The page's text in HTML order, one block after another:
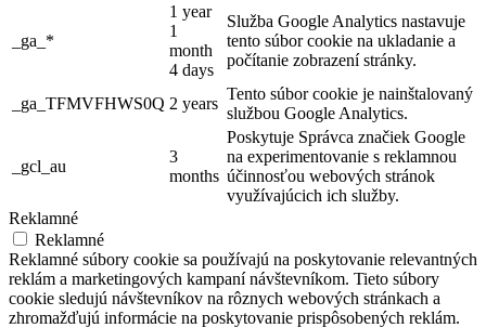
_ga_*
1 year
1
month
4 days
Služba Google Analytics nastavuje
tento súbor cookie na ukladanie a
počítanie zobrazení stránky.
_ga_TFMVFHWS0Q 2 years
Tento súbor cookie je nainštalovaný
službou Google Analytics.
_gcl_au
3
months
Poskytuje Správca značiek Google
na experimentovanie s reklamnou
účinnosťou webových stránok
využívajúcich ich služby.
Reklamné
Reklamné
Reklamné súbory cookie sa používajú na poskytovanie relevantných
reklám a marketingových kampaní návštevníkom. Tieto súbory
cookie sledujú návštevníkov na rôznych webových stránkach a
zhromažďujú informácie na poskytovanie prispôsobených reklám.